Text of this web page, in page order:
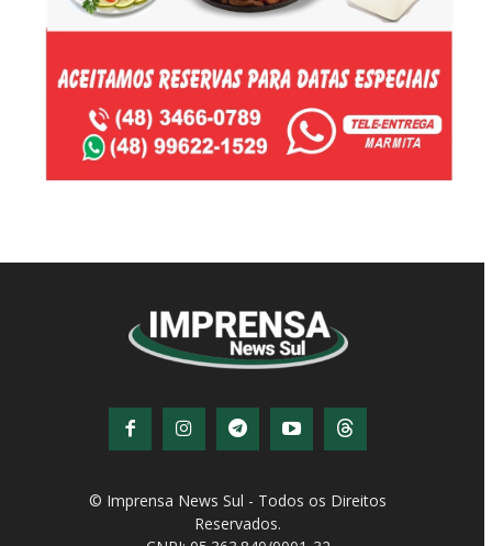
© Imprensa News Sul - Todos os Direitos
Reservados.